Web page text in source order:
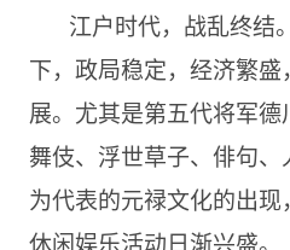
江户时代，战乱终结
下，政局稳定，经济繁
展。尤其是第五代将军
舞伎、浮世草子、俳句
为代表的元禄文化的出
休闲娱乐活动日渐兴盛。